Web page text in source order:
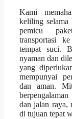
Kami
keliling selama
pemicu
transportasi
tempat suci.
nyaman dan
yang
mempunyai
dan aman.
dan jalan raya,
di tujuan tepat